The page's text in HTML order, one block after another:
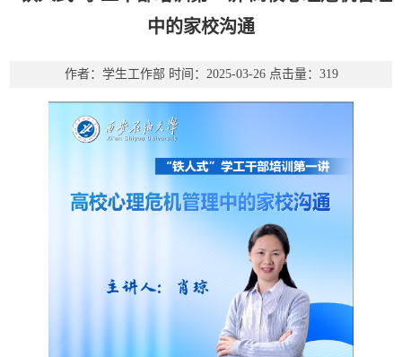
中的家校沟通
作者：学生工作部 时间：2025-03-26 点击量： 319